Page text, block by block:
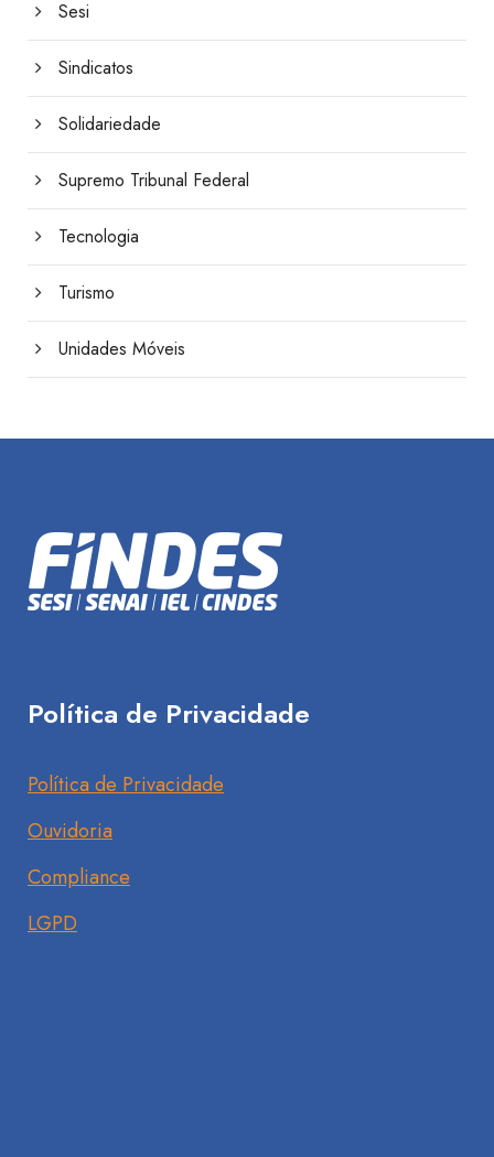
Sesi
Sindicatos
Solidariedade
Supremo Tribunal Federal
Tecnologia
Turismo
Unidades Móveis
Política de Privacidade
Política de Privacidade
Ouvidoria
Compliance
LGPD